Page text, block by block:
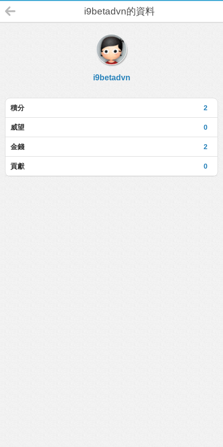
i9betadvn的資料
i9betadvn
2
積分
0
威望
2
金錢
0
貢獻